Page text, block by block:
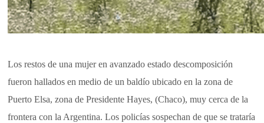
Los restos de una mujer en avanzado estado descomposición
fueron hallados en medio de un baldío ubicado en la zona de
Puerto Elsa, zona de Presidente Hayes, (Chaco), muy cerca de la
frontera con la Argentina. Los policías sospechan de que se trataría